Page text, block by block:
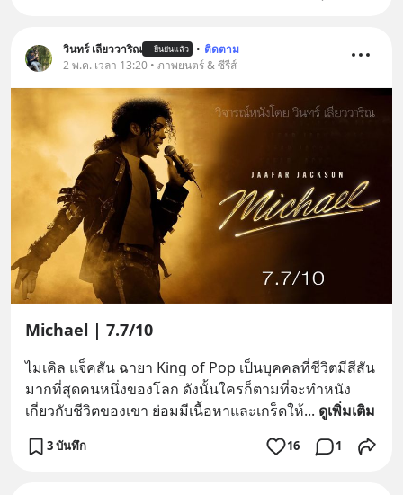
วินทร์ เลียววาริณ ยืนยันแล้ว • ติดตาม
2 พ.ค. เวลา 13:20 • ภาพยนตร์ & ซีรีส์
Michael | 7.7/10
ไมเคิล แจ็คสัน ฉายา King of Pop เป็นบุคคลที่ชีวิตมีสีสัน
มากที่สุดคนหนึ่งของโลก ดังนั้นใครก็ตามที่จะทำหนัง
เกี่ยวกับชีวิตของเขา ย่อมมีเนื้อหาและเกร็ดให้... ดูเพิ่มเติม
3 บันทึก 16 1